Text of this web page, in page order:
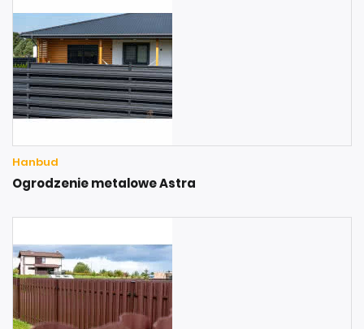
Hanbud
Ogrodzenie metalowe Astra